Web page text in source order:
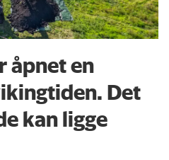
åpnet en
Det
kan ligge